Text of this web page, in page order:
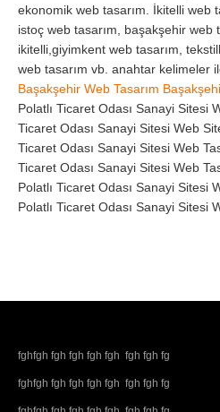
ekonomik web tasarım. İkitelli web
istoç web tasarım, başakşehir web
ikitelli,giyimkent web tasarım,
web tasarım vb. anahtar kelimeler
Başakşehir Web Tasarım
Polatlı Ticaret Odası Sanayi Sitesi
Ticaret Odası Sanayi Sitesi Web
Ticaret Odası Sanayi Sitesi Web
Ticaret Odası Sanayi Sitesi Web
Polatlı Ticaret Odası Sanayi Sitesi
Polatlı Ticaret Odası Sanayi Sitesi
fghfgh fgh fgh fgh fgh fgh fgh fg
fghfgh fgh fgh fgh fgh fgh fgh fg